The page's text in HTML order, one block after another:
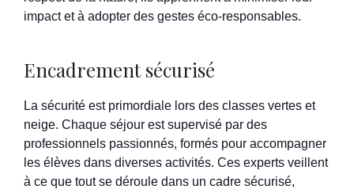
impact et à adopter des gestes éco-responsables.
Encadrement sécurisé
La sécurité est primordiale lors des classes vertes et
neige. Chaque séjour est supervisé par des
professionnels passionnés, formés pour accompagner
les élèves dans diverses activités. Ces experts veillent
à ce que tout se déroule dans un cadre sécurisé,